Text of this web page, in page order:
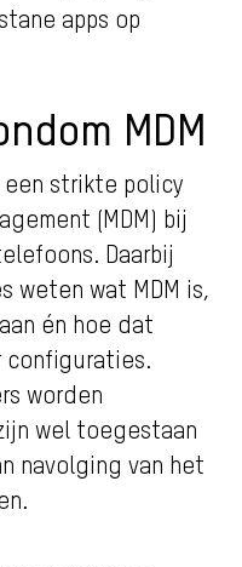
apps op
MDM
strikte policy
(MDM) bij
Daarbij
weten wat MDM is,
én hoe dat
configuraties.
worden
wel toegestaan
navolging van het